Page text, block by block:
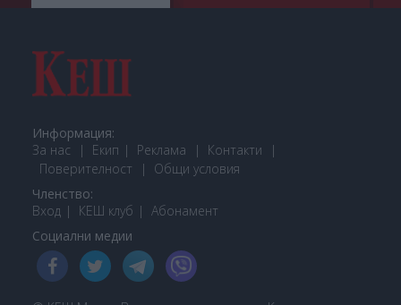
Информация:
За нас
Екип Реклама
Контакти
Поверителност
Общи условия
Членство:
Вход
КЕШ клуб Абонамент
Социални медии